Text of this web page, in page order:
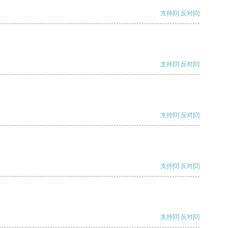
支持[0] 反对[0]
支持[0] 反对[0]
支持[0] 反对[0]
支持[0] 反对[0]
支持[0] 反对[0]